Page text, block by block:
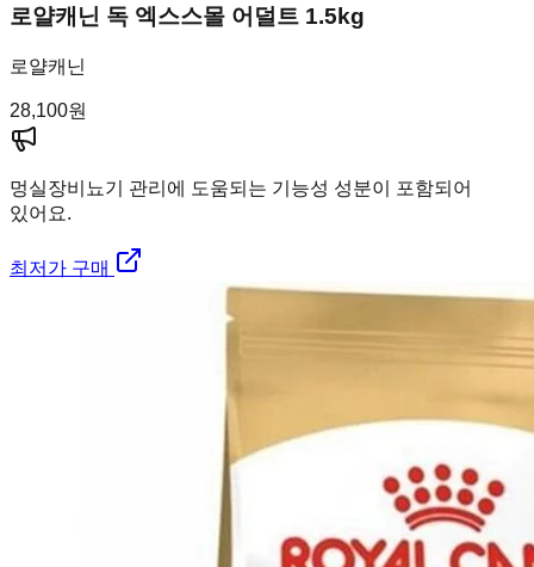
로얄캐닌 독 엑스스몰 어덜트 1.5kg
로얄캐닌
28,100원
멍실장비뇨기 관리에 도움되는 기능성 성분이 포함되어
있어요.
최저가 구매